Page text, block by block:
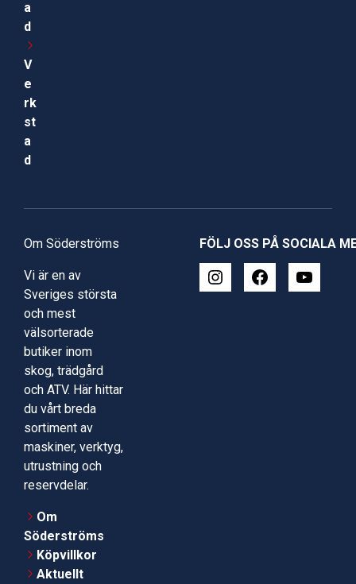
a
d
V
e
rk
st
a
d
Om Söderströms
Vi är en av
Sveriges största
och mest
välsorterade
butiker inom
skog, trädgård
och ATV. Här hittar
du vårt breda
sortiment av
maskiner, verktyg,
utrustning och
reservdelar.
Om
Söderströms
Köpvillkor
Aktuellt
FÖLJ OSS PÅ SOCIALA